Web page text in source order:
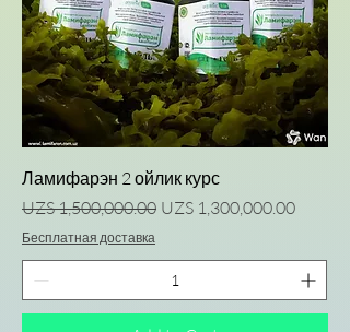
Ламифарэн 2 ойлик курс
Regular Price
UZS 1,500,000.00 Sale Price
UZS 1,300,000.00
Бесплатная доставка